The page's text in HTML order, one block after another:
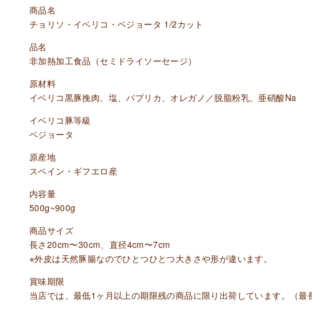
商品名
チョリソ・イベリコ・ベジョータ 1/2カット
品名
非加熱加工食品（セミドライソーセージ）
原材料
イベリコ黒豚挽肉、塩、パプリカ、オレガノ／脱脂粉乳、亜硝酸Na
イベリコ豚等級
ベジョータ
原産地
スペイン・ギフエロ産
内容量
500g~900g
商品サイズ
長さ20cm〜30cm、直径4cm〜7cm
※外皮は天然豚腸なのでひとつひとつ大きさや形が違います。
賞味期限
当店では、最低1ヶ月以上の期限残の商品に限り出荷しています。（最